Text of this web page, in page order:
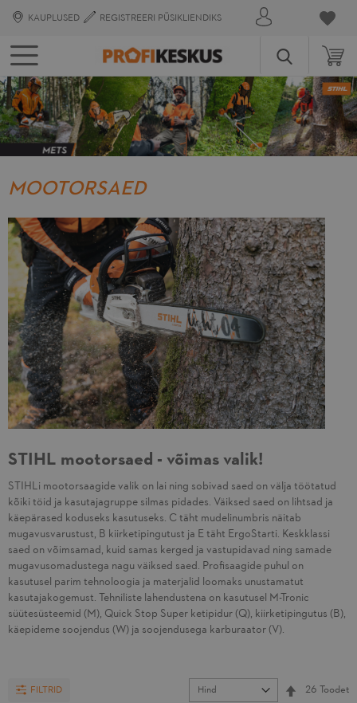
KAUPLUSED REGISTREERI PÜSIKLIENDIKS
MOOTORSAED
STIHL mootorsaed - võimas valik!
STIHLi mootorsaagide valik on lai ning sobivad saed on välja töötatud
kõiki töid ja kasutajagruppe silmas pidades. Väiksed saed on lihtsad ja
käepärased koduseks kasutuseks. C täht mudelinumbris näitab
mugavusvarustust, B kiirketipingutust ja E täht ErgoStarti. Keskklassi
saed on võimsamad, kuid samas kerged ja vastupidavad ning samade
mugavusomadustega nagu väiksed saed. Profisaagide puhul on
kasutusel parim tehnoloogia ja materjalid loomaks unustamatut
kasutajakogemust. Tehniliste lahendustena on kasutusel M-Tronic
süütesüsteemid (M), Quick Stop Super ketipidur (Q), kiirketipingutus (B),
käepideme soojendus (W) ja soojendusega karburaator (V).
FILTRID 26 Toodet
Set